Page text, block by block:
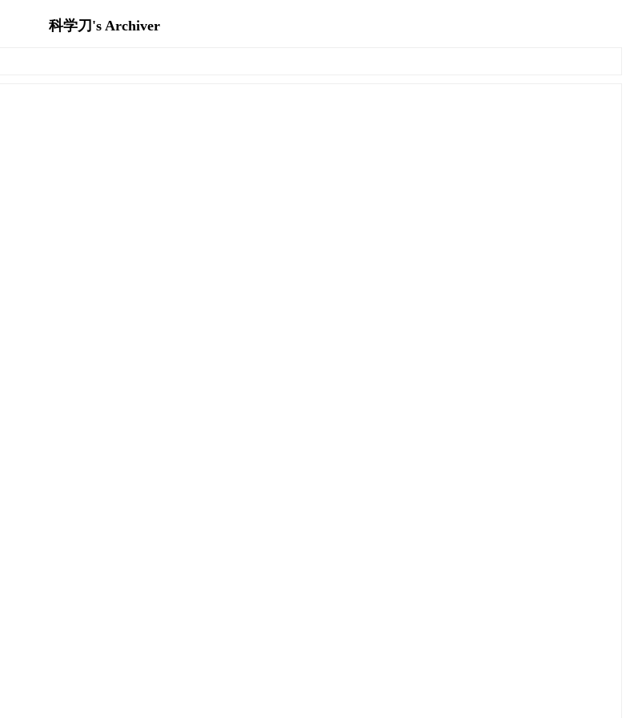
科学刀's Archiver